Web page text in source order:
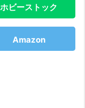
ホビーストック
Amazon